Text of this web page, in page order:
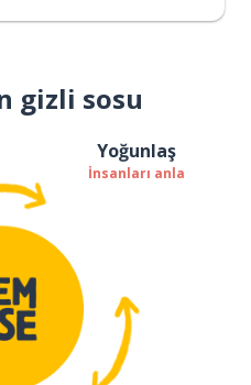
gizli sosu
Yoğunlaş
İnsanları anla